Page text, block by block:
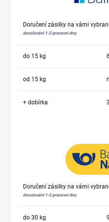
Doručení zásilky na vámi
doručování 1-2 pracovní dny
do 15 kg
od 15 kg
+ dobírka
Doručení zásilky na vámi
doručování 1-2 pracovní dny
do 30 kg